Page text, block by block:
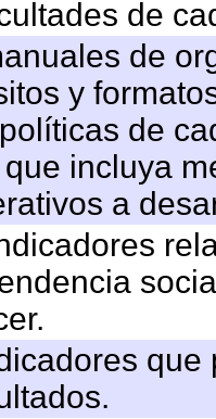
de
de
y
de
incluya
a